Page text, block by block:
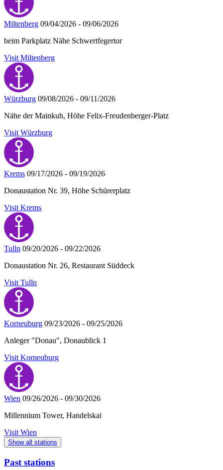
Miltenberg 09/04/2026 - 09/06/2026
beim Parkplatz Nähe Schwertfegertor
Visit Miltenberg
Würzburg 09/08/2026 - 09/11/2026
Nähe der Mainkuh, Höhe Felix-Freudenberger-Platz
Visit Würzburg
Krems 09/17/2026 - 09/19/2026
Donaustation Nr. 39, Höhe Schürerplatz
Visit Krems
Tulln 09/20/2026 - 09/22/2026
Donaustation Nr. 26, Restaurant Süddeck
Visit Tulln
Korneuburg 09/23/2026 - 09/25/2026
Anleger "Donau", Donaublick 1
Visit Korneuburg
Wien 09/26/2026 - 09/30/2026
Millennium Tower, Handelskai
Visit Wien
Show all stations
Past stations